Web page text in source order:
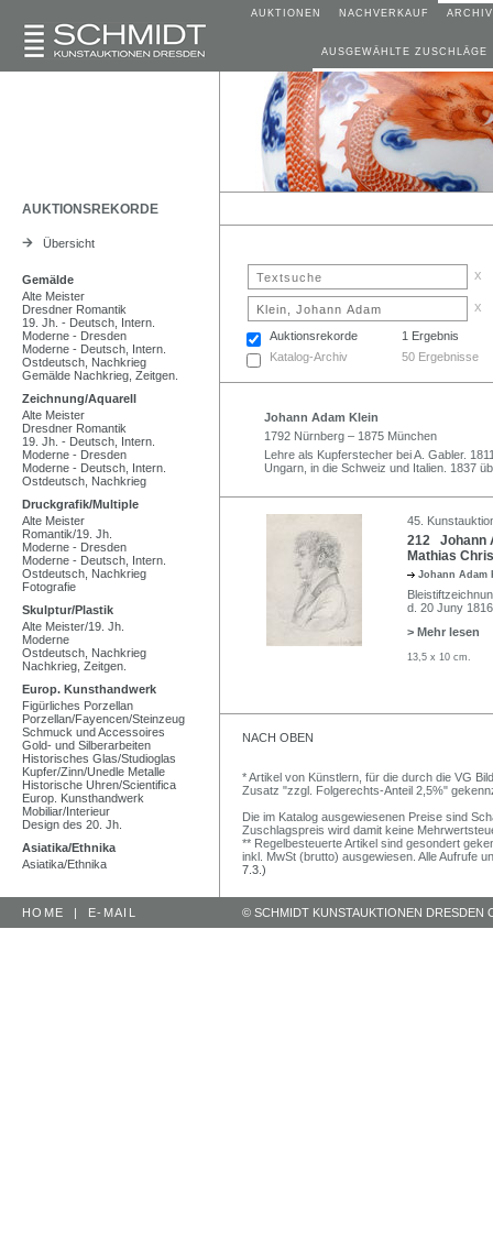
AUKTIONEN NACHVERKAUF ARCHIV
AUSGEWÄHLTE ZUSCHLÄGE
AUKTIONSREKORDE
Übersicht
Gemälde
Alte Meister
Dresdner Romantik
19. Jh. - Deutsch, Intern.
Moderne - Dresden
Moderne - Deutsch, Intern.
Ostdeutsch, Nachkrieg
Gemälde Nachkrieg, Zeitgen.
Zeichnung/Aquarell
Alte Meister
Dresdner Romantik
19. Jh. - Deutsch, Intern.
Moderne - Dresden
Moderne - Deutsch, Intern.
Ostdeutsch, Nachkrieg
Druckgrafik/Multiple
Alte Meister
Romantik/19. Jh.
Moderne - Dresden
Moderne - Deutsch, Intern.
Ostdeutsch, Nachkrieg
Fotografie
Skulptur/Plastik
Alte Meister/19. Jh.
Moderne
Ostdeutsch, Nachkrieg
Nachkrieg, Zeitgen.
Europ. Kunsthandwerk
Figürliches Porzellan
Porzellan/Fayencen/Steinzeug
Schmuck und Accessoires
Gold- und Silberarbeiten
Historisches Glas/Studioglas
Kupfer/Zinn/Unedle Metalle
Historische Uhren/Scientifica
Europ. Kunsthandwerk
Mobiliar/Interieur
Design des 20. Jh.
Asiatika/Ethnika
Asiatika/Ethnika
x
x
Auktionsrekorde
1 Ergebnis
Katalog-Archiv
50 Ergebnisse
Johann Adam Klein
1792 Nürnberg – 1875 München
Lehre als Kupferstecher bei A. Gabler.
Ungarn, in die Schweiz und Italien. 1837
45.
212 Johann
Mathias
Johann Adam
d. 20 Juny
> Mehr lesen
13,5 x 10 cm.
NACH OBEN
* Artikel von Künstlern, für die durch die VG
Zusatz "zzgl. Folgerechts-Anteil 2,5%"
Die im Katalog ausgewiesenen Preise sind
Zuschlagspreis wird damit keine
** Regelbesteuerte Artikel sind gesondert
inkl. MwSt (brutto) ausgewiesen. Alle Aufrufe
7.3.)
HOME | E-MAIL © SCHMIDT KUNSTAUKTIONEN DRESDEN